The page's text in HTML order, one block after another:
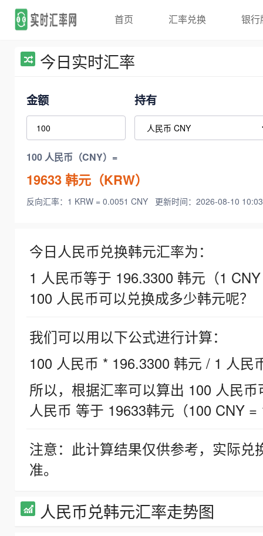
首页 汇率兑换 银行
今日实时汇率
金额 持有
100 人民币（CNY）=
19633韩元（KRW）
反向汇率：1 KRW = 0.0051 CNY 更新时间：2026-08-10
今日人民币兑换韩元汇率为：
1 人民币等于 196.3300 韩元（1
100 人民币可以兑换成多少韩元呢？
我们可以用以下公式进行计算：
100 人民币 * 196.3300 韩元 / 1 人民
所以，根据汇率可以算出 100 人民
人民币 等于 19633韩元（100 CNY =
注意：此计算结果仅供参考，实际
准。
人民币兑韩元汇率走势图